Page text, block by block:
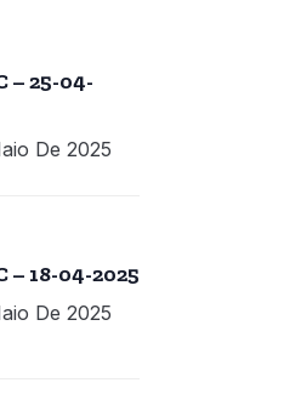
– 25-04-
De 2025
– 18-04-2025
De 2025